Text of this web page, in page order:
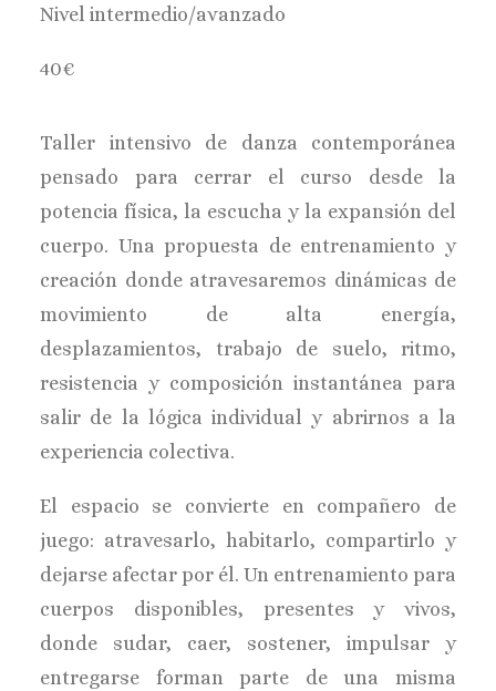
Nivel intermedio/avanzado
40€
Taller intensivo de danza contemporánea
pensado para cerrar el curso desde la
potencia física, la escucha y la expansión del
cuerpo. Una propuesta de entrenamiento y
creación donde atravesaremos dinámicas de
movimiento de alta energía,
desplazamientos, trabajo de suelo, ritmo,
resistencia y composición instantánea para
salir de la lógica individual y abrirnos a la
experiencia colectiva.
El espacio se convierte en compañero de
juego: atravesarlo, habitarlo, compartirlo y
dejarse afectar por él. Un entrenamiento para
cuerpos disponibles, presentes y vivos,
donde sudar, caer, sostener, impulsar y
entregarse forman parte de una misma